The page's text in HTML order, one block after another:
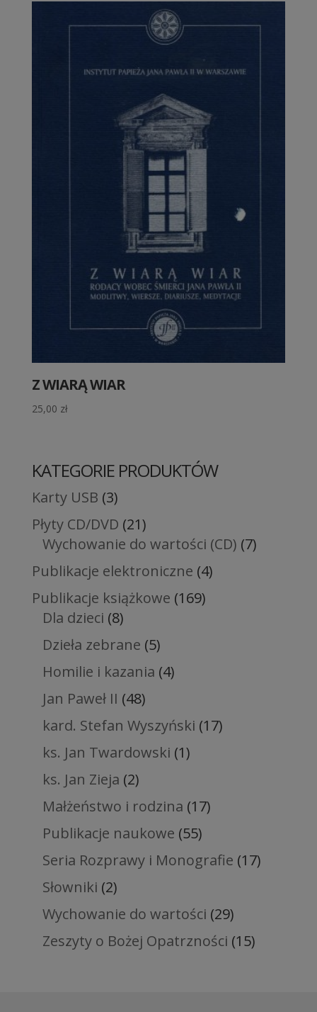
Z WIARĄ WIAR
25,00 zł
KATEGORIE PRODUKTÓW
Karty USB (3)
Płyty CD/DVD (21)
Wychowanie do wartości (CD) (7)
Publikacje elektroniczne (4)
Publikacje książkowe (169)
Dla dzieci (8)
Dzieła zebrane (5)
Homilie i kazania (4)
Jan Paweł II (48)
kard. Stefan Wyszyński (17)
ks. Jan Twardowski (1)
ks. Jan Zieja (2)
Małżeństwo i rodzina (17)
Publikacje naukowe (55)
Seria Rozprawy i Monografie (17)
Słowniki (2)
Wychowanie do wartości (29)
Zeszyty o Bożej Opatrzności (15)